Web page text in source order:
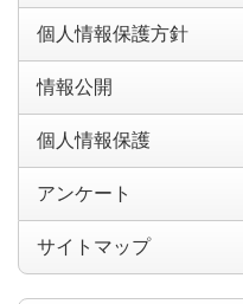
個人情報保護方針
情報公開
個人情報保護
アンケート
サイトマップ